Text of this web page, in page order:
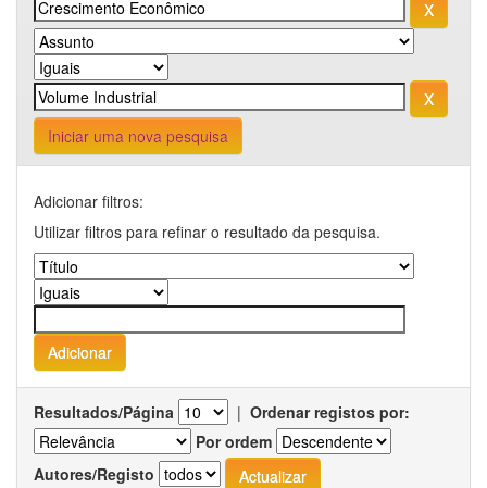
Iniciar uma nova pesquisa
Adicionar filtros:
Utilizar filtros para refinar o resultado da pesquisa.
Resultados/Página | Ordenar registos por:
Por ordem
Autores/Registo